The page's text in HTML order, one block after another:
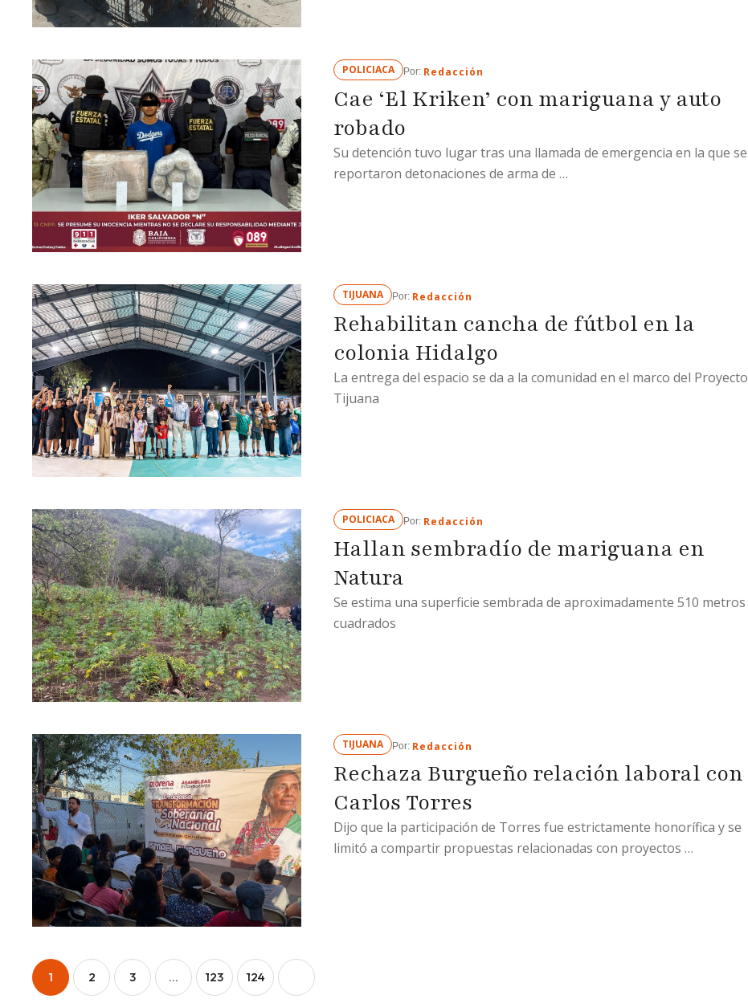
POLICIACA Por: Redacción
Cae ‘El Kriken’ con mariguana y auto
robado
Su detención tuvo lugar tras una llamada de emergencia en la que se
reportaron detonaciones de arma de …
TIJUANA Por: Redacción
Rehabilitan cancha de fútbol en la
colonia Hidalgo
La entrega del espacio se da a la comunidad en el marco del Proyecto
Tijuana
POLICIACA Por: Redacción
Hallan sembradío de mariguana en
Natura
Se estima una superficie sembrada de aproximadamente 510 metros
cuadrados
TIJUANA Por: Redacción
Rechaza Burgueño relación laboral con
Carlos Torres
Dijo que la participación de Torres fue estrictamente honorífica y se
limitó a compartir propuestas relacionadas con proyectos …
1 2 3 … 123 124